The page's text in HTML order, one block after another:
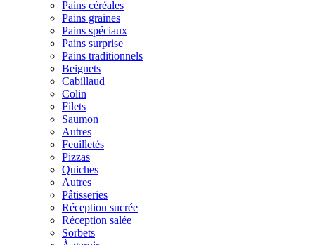
Pains céréales
Pains graines
Pains spéciaux
Pains surprise
Pains traditionnels
Beignets
Cabillaud
Colin
Filets
Saumon
Autres
Feuilletés
Pizzas
Quiches
Autres
Pâtisseries
Réception sucrée
Réception salée
Sorbets